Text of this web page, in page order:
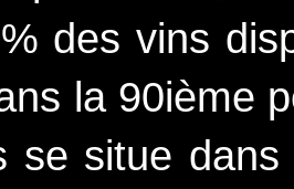
des vins
la 90ième
se situe